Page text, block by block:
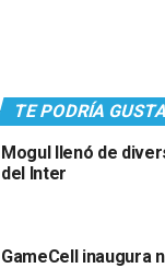
TE PODRÍA
Mogul llenó de
del Inter
GameCell inaugura